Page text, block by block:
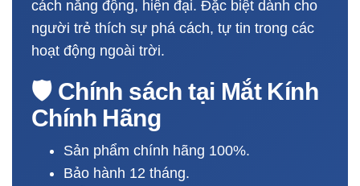
cách năng động, hiện đại. Đặc biệt dành cho
người trẻ thích sự phá cách, tự tin trong các
hoạt động ngoài trời.
🛡️ Chính sách tại Mắt Kính
Chính Hãng
Sản phẩm chính hãng 100%.
Bảo hành 12 tháng.